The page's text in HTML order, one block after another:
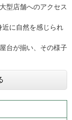
型店舗へのアクセス
近に自然を感じられ
台が揃い、その様子